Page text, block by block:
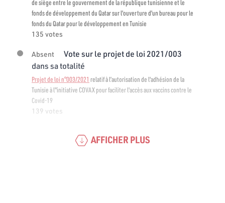
de siège entre le gouvernement de la république tunisienne et le
fonds de développement du Qatar sur l'ouverture d'un bureau pour le
fonds du Qatar pour le développement en Tunisie
135 votes
Absent
Vote sur le projet de loi 2021/003
dans sa totalité
Projet de loi n°003/2021 relatif à l’autorisation de l'adhésion de la
Tunisie à l"initiative COVAX pour faciliter l'accès aux vaccins contre le
Covid-19
139 votes
AFFICHER PLUS